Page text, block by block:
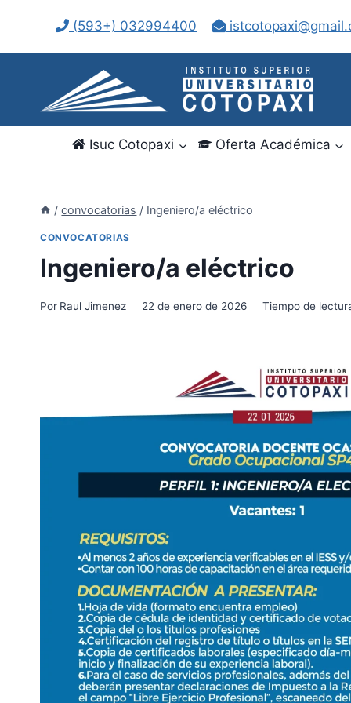
contenido
(593+) 032994400
Isuc Cotopaxi Oferta Académica
/ convocatorias / Ingeniero/a eléctrico
CONVOCATORIAS
Ingeniero/a eléctrico
Por Raul Jimenez 22 de enero de 2026 Tiempo de